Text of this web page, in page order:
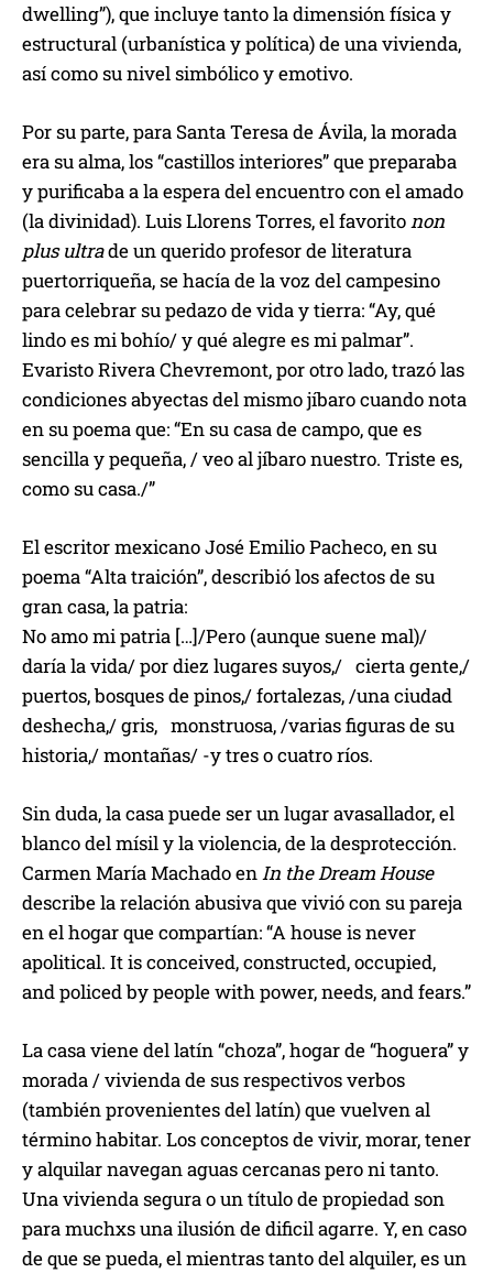
dwelling”), que incluye tanto la dimensión física y
estructural (urbanística y política) de una vivienda,
así como su nivel simbólico y emotivo.
Por su parte, para Santa Teresa de Ávila, la morada
era su alma, los “castillos interiores” que preparaba
y purificaba a la espera del encuentro con el amado
(la divinidad). Luis Llorens Torres, el favoritonon
plus ultrade un querido profesor de literatura
puertorriqueña, se hacía de la voz del campesino
para celebrar su pedazo de vida y tierra: “Ay, qué
lindo es mi bohío/ y qué alegre es mi palmar”.
Evaristo Rivera Chevremont, por otro lado, trazó las
condiciones abyectas del mismo jíbaro cuando nota
en su poema que: “En su casa de campo, que es
sencilla y pequeña, / veo al jíbaro nuestro. Triste es,
como su casa./”
El escritor mexicano José Emilio Pacheco, en su
poema “Alta traición”, describió los afectos de su
gran casa, la patria:
No amo mi patria […]/Pero (aunque suene mal)/
daría la vida/ por diez lugares suyos,/ cierta gente,/
puertos, bosques de pinos,/ fortalezas, /una ciudad
deshecha,/ gris, monstruosa, /varias figuras de su
historia,/ montañas/ -y tres o cuatro ríos.
Sin duda, la casa puede ser un lugar avasallador, el
blanco del mísil y la violencia, de la desprotección.
Carmen María Machado enIn the Dream House
describe la relación abusiva que vivió con su pareja
en el hogar que compartían: “A house is never
apolitical. It is conceived, constructed, occupied,
and policed by people with power, needs, and fears.”
La casa viene del latín “choza”, hogar de “hoguera” y
morada / vivienda de sus respectivos verbos
(también provenientes del latín) que vuelven al
término habitar. Los conceptos de vivir, morar, tener
y alquilar navegan aguas cercanas pero ni tanto.
Una vivienda segura o un título de propiedad son
para muchxs una ilusión de dificil agarre. Y, en caso
de que se pueda, el mientras tanto del alquiler, es un